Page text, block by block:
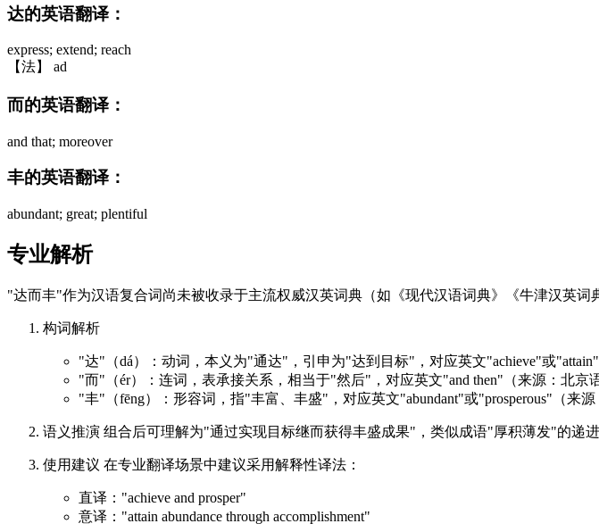
达的英语翻译：
express; extend; reach
【法】 ad
而的英语翻译：
and that; moreover
丰的英语翻译：
abundant; great; plentiful
专业解析
"达而丰"作为汉语复合词尚未被收录于主流权威汉英词典（如《现代汉语词典》《牛津汉英词
构词解析
"达"（dá）：动词，本义为"通达"，引申为"达到目标"，对应英文"achieve"或
"而"（ér）：连词，表承接关系，相当于"然后"，对应英文"and then"（来源：北京
"丰"（fēng）：形容词，指"丰富、丰盛"，对应英文"abundant"或"prosperous"（来
语义推演 组合后可理解为"通过实现目标继而获得丰盛成果"，类似成语"厚积薄发"的递
使用建议 在专业翻译场景中建议采用解释性译法：
直译："achieve and prosper"
意译："attain abundance through accomplishment"